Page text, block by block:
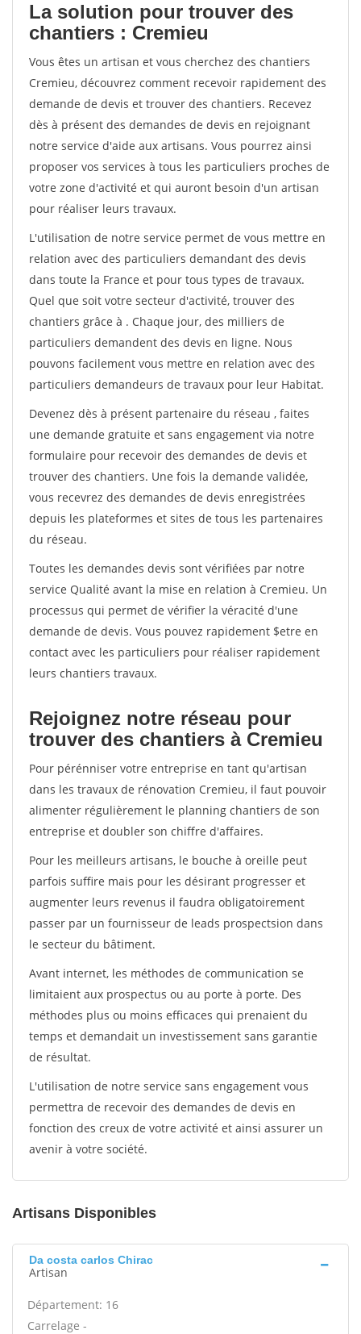
La solution pour trouver des
chantiers : Cremieu
Vous êtes un artisan et vous cherchez des chantiers
Cremieu, découvrez comment recevoir rapidement des
demande de devis et trouver des chantiers. Recevez
dès à présent des demandes de devis en rejoignant
notre service d'aide aux artisans. Vous pourrez ainsi
proposer vos services à tous les particuliers proches de
votre zone d'activité et qui auront besoin d'un artisan
pour réaliser leurs travaux.
L'utilisation de notre service permet de vous mettre en
relation avec des particuliers demandant des devis
dans toute la France et pour tous types de travaux.
Quel que soit votre secteur d'activité, trouver des
chantiers grâce à . Chaque jour, des milliers de
particuliers demandent des devis en ligne. Nous
pouvons facilement vous mettre en relation avec des
particuliers demandeurs de travaux pour leur Habitat.
Devenez dès à présent partenaire du réseau , faites
une demande gratuite et sans engagement via notre
formulaire pour recevoir des demandes de devis et
trouver des chantiers. Une fois la demande validée,
vous recevrez des demandes de devis enregistrées
depuis les plateformes et sites de tous les partenaires
du réseau.
Toutes les demandes devis sont vérifiées par notre
service Qualité avant la mise en relation à Cremieu. Un
processus qui permet de vérifier la véracité d'une
demande de devis. Vous pouvez rapidement $etre en
contact avec les particuliers pour réaliser rapidement
leurs chantiers travaux.
Rejoignez notre réseau pour
trouver des chantiers à Cremieu
Pour pérénniser votre entreprise en tant qu'artisan
dans les travaux de rénovation Cremieu, il faut pouvoir
alimenter régulièrement le planning chantiers de son
entreprise et doubler son chiffre d'affaires.
Pour les meilleurs artisans, le bouche à oreille peut
parfois suffire mais pour les désirant progresser et
augmenter leurs revenus il faudra obligatoirement
passer par un fournisseur de leads prospectsion dans
le secteur du bâtiment.
Avant internet, les méthodes de communication se
limitaient aux prospectus ou au porte à porte. Des
méthodes plus ou moins efficaces qui prenaient du
temps et demandait un investissement sans garantie
de résultat.
L'utilisation de notre service sans engagement vous
permettra de recevoir des demandes de devis en
fonction des creux de votre activité et ainsi assurer un
avenir à votre société.
Artisans Disponibles
Da costa carlos Chirac
Artisan
Département: 16
Carrelage -